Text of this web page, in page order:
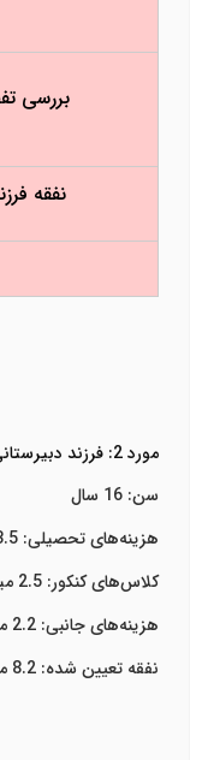
بررسی
نفقه
مورد 2: فرزند دبیرستانی
سن: 16 سال
هزینه‌های تحصیلی: 3.5 میلیون تومان
کلاس‌های کنکور: 2.5 میلیون تومان
هزینه‌های جانبی: 2.2 میلیون تومان
نفقه تعیین شده: 8.2 میلیون تومان